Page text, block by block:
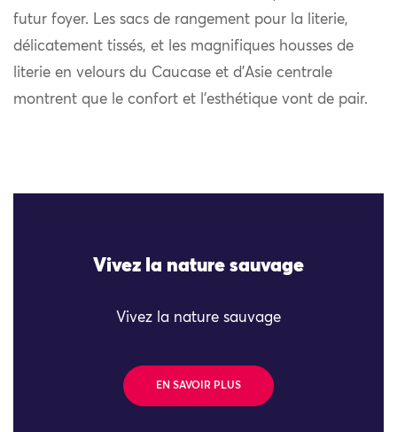
futur foyer. Les sacs de rangement pour la literie,
délicatement tissés, et les magnifiques housses de
literie en velours du Caucase et d’Asie centrale
montrent que le confort et l’esthétique vont de pair.
Vivez la nature sauvage
Vivez la nature sauvage
EN SAVOIR PLUS